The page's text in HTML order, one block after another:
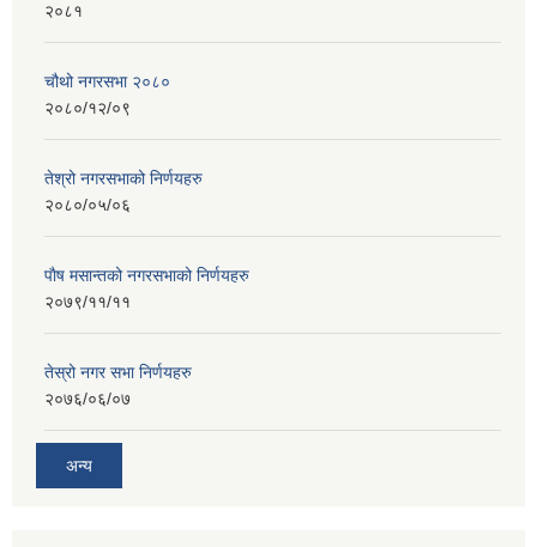
२०८१
चौथो नगरसभा २०८०
२०८०/१२/०९
तेश्रो नगरसभाको निर्णयहरु
२०८०/०५/०६
पाैष मसान्तको नगरसभाको निर्णयहरु
२०७९/११/११
तेस्रो नगर सभा निर्णयहरु
२०७६/०६/०७
अन्य